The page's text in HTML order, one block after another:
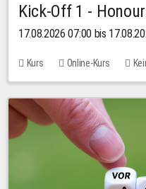
Kick-Off 1 -
17.08.2026 07:00 bis
Kurs Online-Kurs